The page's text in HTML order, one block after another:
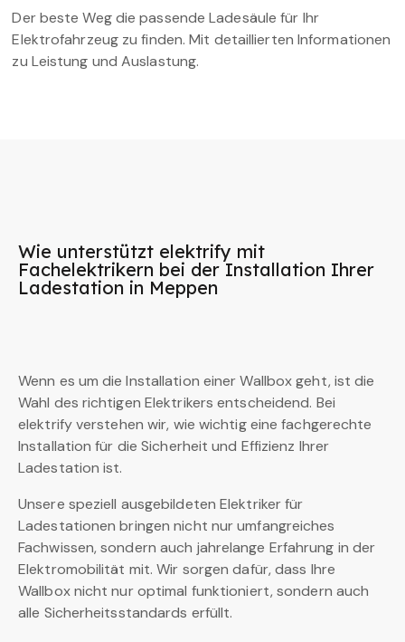
Der beste Weg die passende Ladesäule für Ihr
Elektrofahrzeug zu finden. Mit detaillierten Informationen
zu Leistung und Auslastung.
Wie unterstützt elektrify mit
Fachelektrikern bei der Installation Ihrer
Ladestation in Meppen
Wenn es um die Installation einer Wallbox geht, ist die
Wahl des richtigen Elektrikers entscheidend. Bei
elektrify verstehen wir, wie wichtig eine fachgerechte
Installation für die Sicherheit und Effizienz Ihrer
Ladestation ist.
Unsere speziell ausgebildeten Elektriker für
Ladestationen bringen nicht nur umfangreiches
Fachwissen, sondern auch jahrelange Erfahrung in der
Elektromobilität mit. Wir sorgen dafür, dass Ihre
Wallbox nicht nur optimal funktioniert, sondern auch
alle Sicherheitsstandards erfüllt.